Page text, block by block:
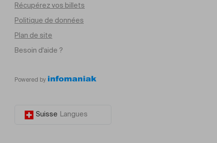
Récupérez vos billets
Politique de données
Plan de site
Besoin d'aide ?
Powered by
Suisse Langues